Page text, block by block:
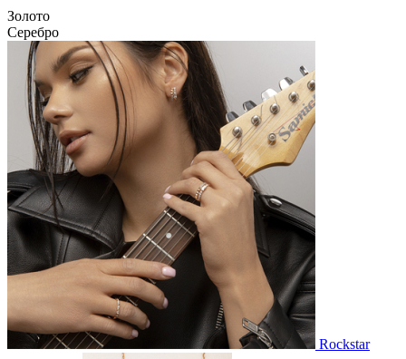
Золото
Серебро
Rockstar